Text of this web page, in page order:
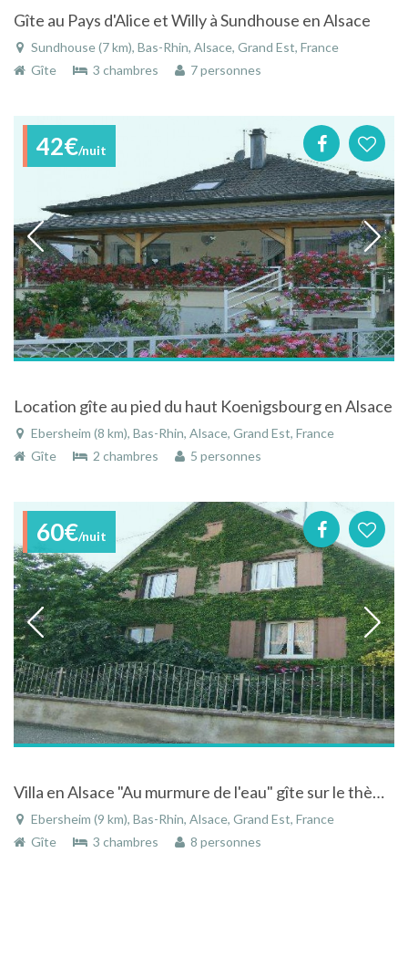
Gîte au Pays d'Alice et Willy à Sundhouse en Alsace
Sundhouse (7 km), Bas-Rhin, Alsace, Grand Est, France
Gîte
3 chambres 7 personnes
42€/nuit
Location gîte au pied du haut Koenigsbourg en Alsace
Ebersheim (8 km), Bas-Rhin, Alsace, Grand Est, France
Gîte
2 chambres 5 personnes
60€/nuit
Villa en Alsace "Au murmure de l'eau" gîte sur le thème de l'eau et de la nature
Ebersheim (9 km), Bas-Rhin, Alsace, Grand Est, France
Gîte
3 chambres 8 personnes